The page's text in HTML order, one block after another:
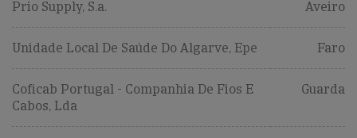
Prio Supply, S.a. Aveiro
Unidade Local De Saúde Do Algarve, Epe Faro
Coficab Portugal - Companhia De Fios E
Cabos, Lda
Guarda